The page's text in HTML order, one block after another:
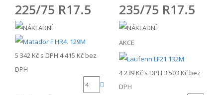
225/75 R17.5
5 342 Kč s DPH 4 415 Kč bez
DPH
235/75 R17.5
AKCE
4 239 Kč s DPH 3 503 Kč bez
DPH